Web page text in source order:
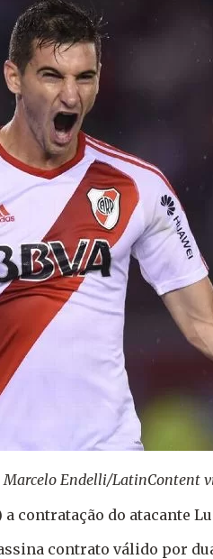
Marcelo Endelli/LatinContent
contratação do atacante
contrato válido por